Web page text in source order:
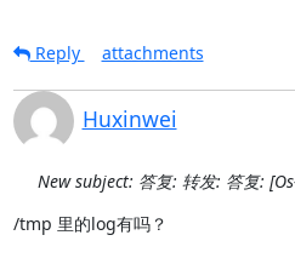
Reply
attachments
Huxinwei
New subject: 答复: 转发: 答复:
/tmp 里的log有吗？